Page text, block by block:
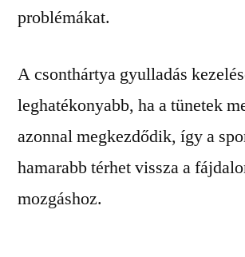
problémákat.
A csonthártya gyulladás
leghatékonyabb, ha a tünetek
azonnal megkezdődik, így a
hamarabb térhet vissza a
mozgáshoz.